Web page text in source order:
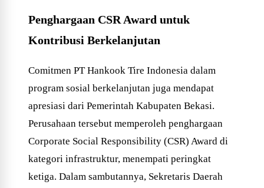
Penghargaan CSR Award untuk
Kontribusi Berkelanjutan
Comitmen PT Hankook Tire Indonesia dalam
program sosial berkelanjutan juga mendapat
apresiasi dari Pemerintah Kabupaten Bekasi.
Perusahaan tersebut memperoleh penghargaan
Corporate Social Responsibility (CSR) Award di
kategori infrastruktur, menempati peringkat
ketiga. Dalam sambutannya, Sekretaris Daerah